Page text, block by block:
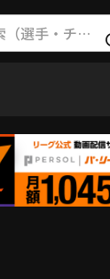
動画を検索（選手・チーム・プレー内容…）